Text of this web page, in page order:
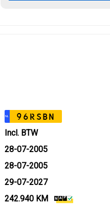
NL 96RSBN
Incl. BTW
28-07-2005
28-07-2005
29-07-2027
242.940 KM